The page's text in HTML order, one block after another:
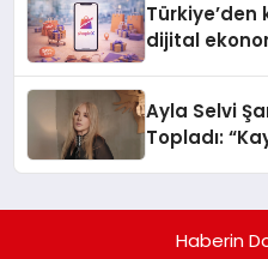
Türkiye’den
dijital
Ayla Selvi
Topladı:
Haberin